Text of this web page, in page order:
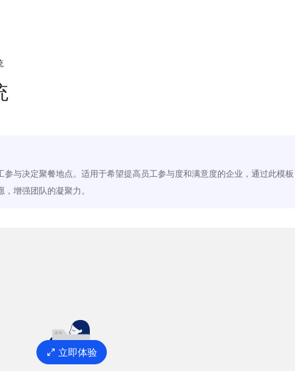
与决定聚餐地点。适用于希望提高员工参与度和满意度的企业，通过此模
增强团队的凝聚力。
立即体验